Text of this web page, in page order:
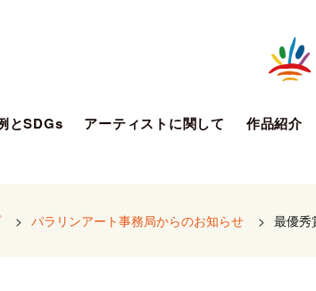
とSDGs アーティストに関して 作品紹介
> パラリンアート事務局からのお知らせ > 最優秀